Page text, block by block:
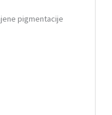
pigmentacije